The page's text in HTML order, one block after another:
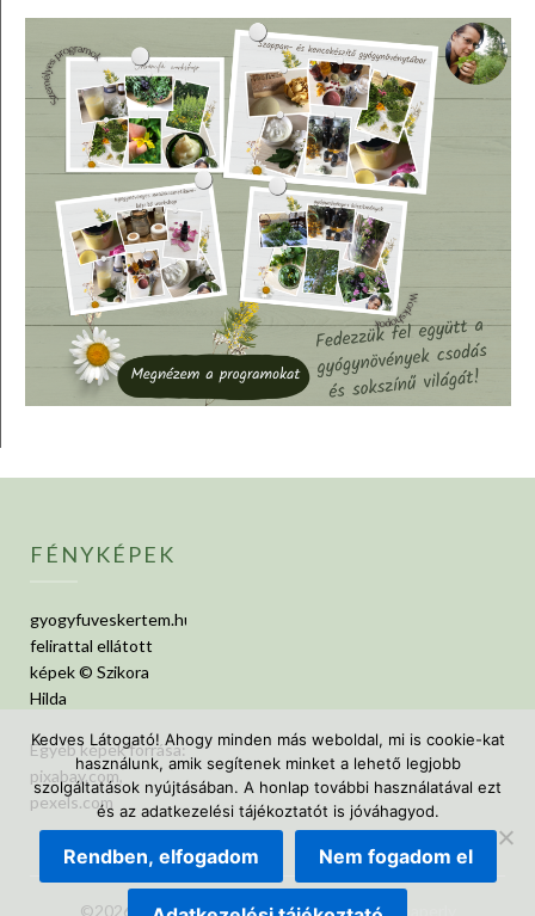
FÉNYKÉPEK
gyogyfuveskertem.hu
felirattal ellátott
képek © Szikora
Hilda
Egyéb képek forrása:
pixabay.com,
pexels.com
©2026 GyógyfüvesKertem| Design:Newspaperly
Kedves Látogató! Ahogy minden más weboldal, mi is cookie-kat
használunk, amik segítenek minket a lehető legjobb
szolgáltatások nyújtásában. A honlap további használatával ezt
és az adatkezelési tájékoztatót is jóváhagyod.
Rendben, elfogadom Nem fogadom el